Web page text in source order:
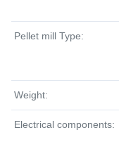
Pellet mill Type:
Weight:
Electrical components: